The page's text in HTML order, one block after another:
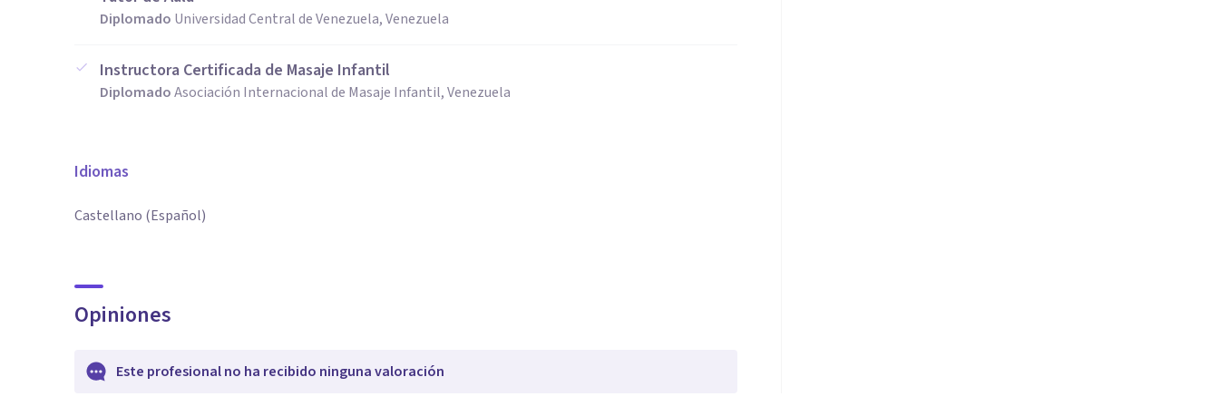
Diplomado Universidad Central de Venezuela, Venezuela
Instructora Certificada de Masaje Infantil
DiplomadoAsociación Internacional de Masaje Infantil, Venezuela
Idiomas
Castellano (Español)
Opiniones
Este profesional no ha recibido ninguna valoración